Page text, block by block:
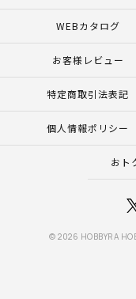
WEBカタログ
お客様レビュー
特定商取引法表記
個人情報ポリシー
おト
© 2026 HOBBYRA